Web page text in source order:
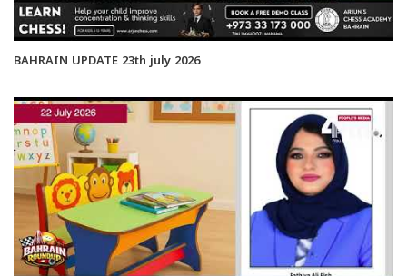
BAHRAIN UPDATE 23th july 2026